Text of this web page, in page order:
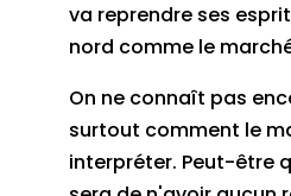
va reprendre ses
nord comme le
On ne connaît pas
surtout comment le
interpréter. Peut-être